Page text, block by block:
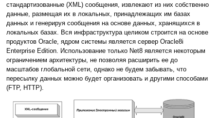
стандартизованные (XML) сообщения, извлекают из них собственно
данные, размещая их в локальных, принадлежащих им базах
данных и генерируя сообщения на основе данных, хранящихся в
локальных базах. Вся инфраструктура целиком строится на основе
продуктов Oracle, ядром системы является сервер Oracle8i
Enterprise Edition. Использование только Net8 является некоторым
ограничением архитектуры, не позволяя расширить ее до
масштабов глобальной сети, однако не будем забывать, что
пересылку данных можно будет организовать и другими способами
(FTP, HTTP).